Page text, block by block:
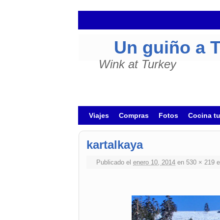
Un guiño a
Wink at Turkey
Viajes Compras Fotos Cocina
kartalkaya
Publicado el enero 10, 2014 en 530 × 219